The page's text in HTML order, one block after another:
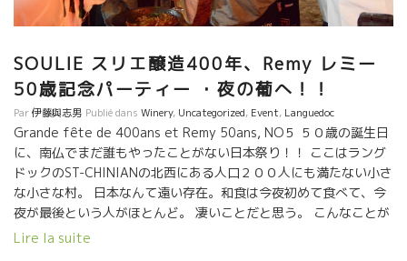
SOULIE スリエ醸造400年、Remy レミー
50歳記念パーティー ・夜の葡へ！！
Par伊藤與志男 Publié dans Winery, Uncategorized, Event, Languedoc
Grande fête de 400ans et Remy 50ans, NO５ ５０歳の誕生日
に、南仏でまだ誰もやったことがない日本祭り！！ ここはラング
ドックのST-CHINIANの北西にある人口２００人にも満たない小さ
な小さな村。 日本なんて遠い存在。和食は今夜初めて食べて、今
夜が最後という人がほとんど。 凄いことだと思う。 こんなことが
できるのは、大阪の小松屋さんしかないでしょう。 損得ではない
Lire la suite